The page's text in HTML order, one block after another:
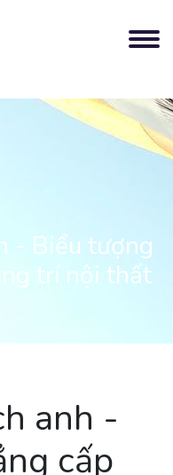
- Biểu tượng
trí nội thất
anh -
cấp